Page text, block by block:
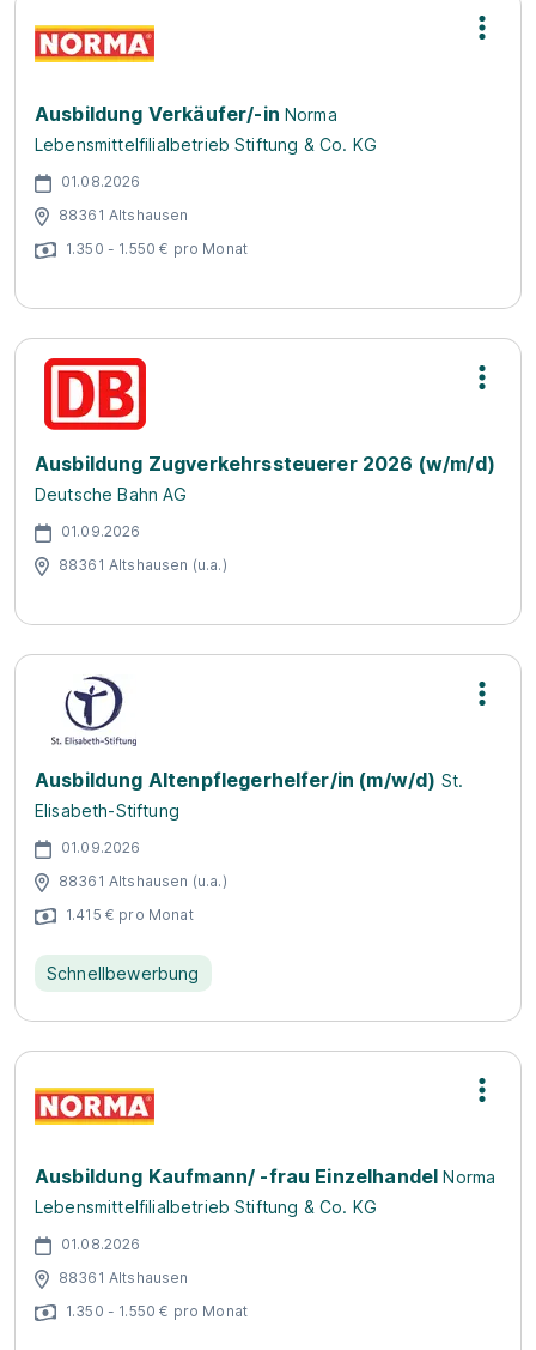
Ausbildung Verkäufer/-in Norma
Lebensmittelfilialbetrieb Stiftung & Co. KG
01.08.2026
88361 Altshausen
1.350 - 1.550 € pro Monat
Ausbildung Zugverkehrssteuerer 2026 (w/m/d)
Deutsche Bahn AG
01.09.2026
88361 Altshausen (u.a.)
Ausbildung Altenpflegerhelfer/in (m/w/d) St.
Elisabeth-Stiftung
01.09.2026
88361 Altshausen (u.a.)
1.415 € pro Monat
Schnellbewerbung
Ausbildung Kaufmann/ -frau Einzelhandel Norma
Lebensmittelfilialbetrieb Stiftung & Co. KG
01.08.2026
88361 Altshausen
1.350 - 1.550 € pro Monat